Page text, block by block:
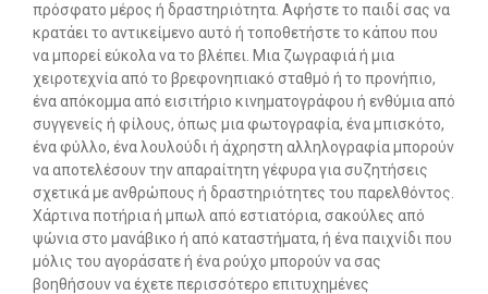
πρόσφατο μέρος ή δραστηριότητα. Αφήστε το παιδί σας να
κρατάει το αντικείμενο αυτό ή τοποθετήστε το κάπου που
να μπορεί εύκολα να το βλέπει. Μια ζωγραφιά ή μια
χειροτεχνία από το βρεφονηπιακό σταθμό ή το προνήπιο,
ένα απόκομμα από εισιτήριο κινηματογράφου ή ενθύμια από
συγγενείς ή φίλους, όπως μια φωτογραφία, ένα μπισκότο,
ένα φύλλο, ένα λουλούδι ή άχρηστη αλληλογραφία μπορούν
να αποτελέσουν την απαραίτητη γέφυρα για συζητήσεις
σχετικά με ανθρώπους ή δραστηριότητες του παρελθόντος.
Χάρτινα ποτήρια ή μπωλ από εστιατόρια, σακούλες από
ψώνια στο μανάβικο ή από καταστήματα, ή ένα παιχνίδι που
μόλις του αγοράσατε ή ένα ρούχο μπορούν να σας
βοηθήσουν να έχετε περισσότερο επιτυχημένες